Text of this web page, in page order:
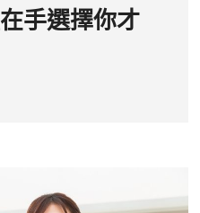
t
手選擇你才